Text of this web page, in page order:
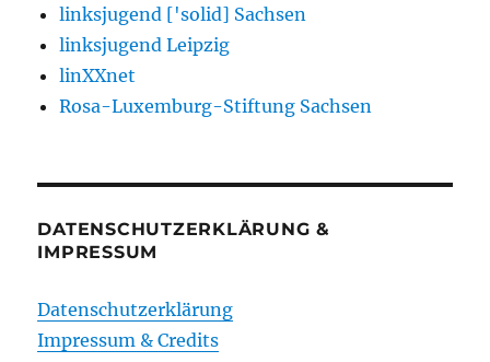
linksjugend ['solid] Sachsen
linksjugend Leipzig
linXXnet
Rosa-Luxemburg-Stiftung Sachsen
DATENSCHUTZERKLÄRUNG &
IMPRESSUM
Datenschutzerklärung
Impressum & Credits